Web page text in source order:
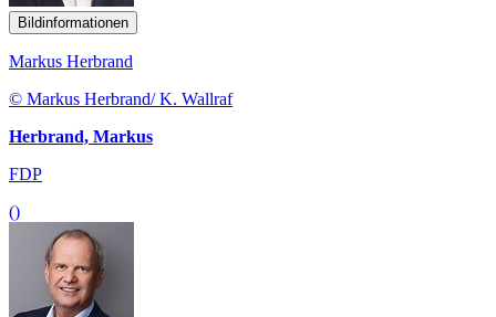
Bildinformationen
Markus Herbrand
© Markus Herbrand/ K. Wallraf
Herbrand, Markus
FDP
()